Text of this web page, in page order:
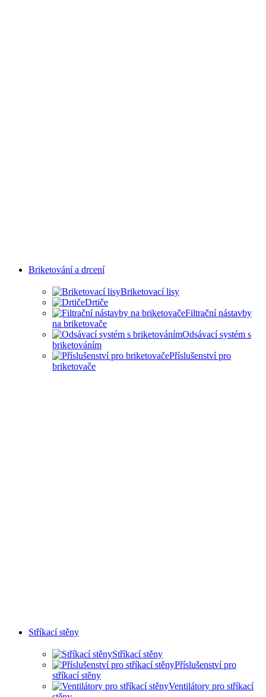
Briketování a drcení
Briketovací lisy
Drtiče
Filtrační nástavby
na briketovače
Odsávací systém s
briketováním
Příslušenství pro
briketovače
Stříkací stěny
Stříkací stěny
Příslušenství pro
stříkací stěny
Ventilátory pro stříkací